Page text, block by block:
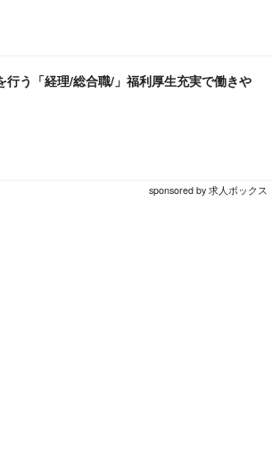
行う「経理/総合職/」福利厚生充実で働き
sponsored by 求人ボックス